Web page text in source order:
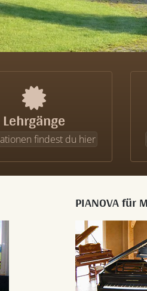
Lehrgänge
findest du hier
PIANOVA für